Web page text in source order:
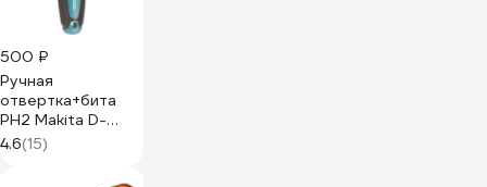
500 ₽
Ручная
отвертка+бита
PH2 Makita D-
58833
4.6(15)